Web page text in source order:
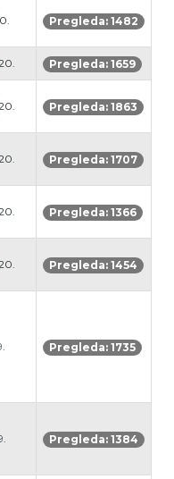
Pregleda: 1482
Pregleda: 1659
Pregleda: 1863
Pregleda: 1707
Pregleda: 1366
Pregleda: 1454
Pregleda: 1735
Pregleda: 1384